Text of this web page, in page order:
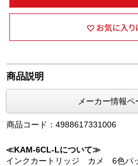
商品説明
メーカー情報ペ
商品コード：4988617331006
≪KAM-6CL-Lについて≫
インクカートリッジ カメ 6色パッ